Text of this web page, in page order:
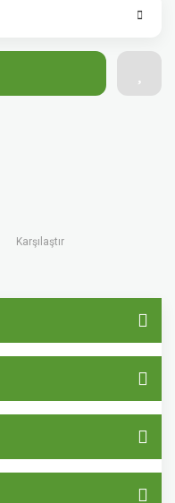
Karşılaştır